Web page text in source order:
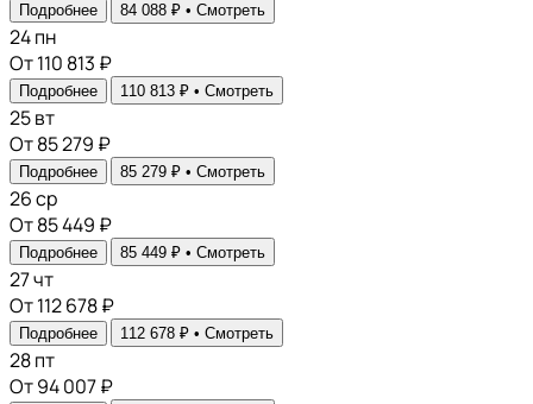
Подробнее 84 088 ₽ • Смотреть
24пн
От 110 813 ₽
Подробнее 110 813 ₽ • Смотреть
25вт
От 85 279 ₽
Подробнее 85 279 ₽ • Смотреть
26ср
От 85 449 ₽
Подробнее 85 449 ₽ • Смотреть
27чт
От 112 678 ₽
Подробнее 112 678 ₽ • Смотреть
28пт
От 94 007 ₽